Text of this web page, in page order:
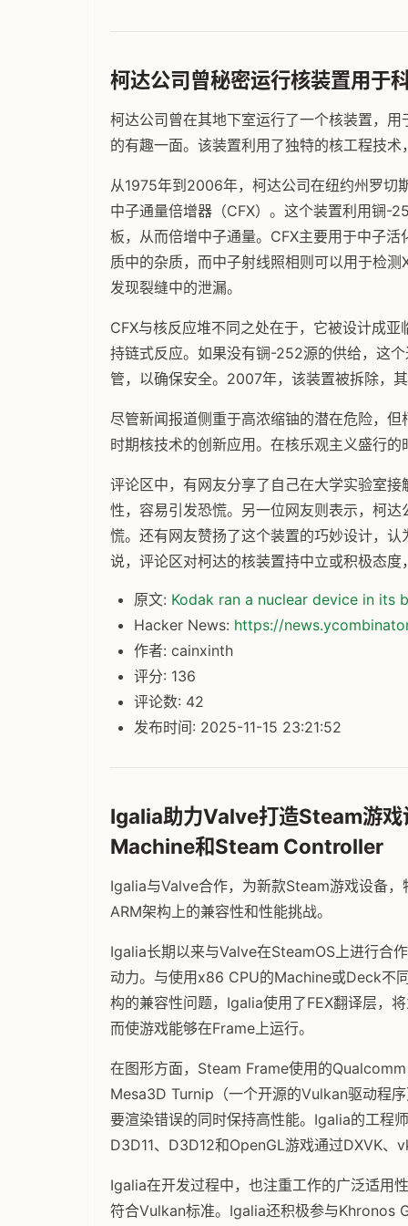
柯达公司曾秘密运行核装置用于
柯达公司曾在其地下室运行了一个核装置，
的有趣一面。该装置利用了独特的核工程技
从1975年到2006年，柯达公司在纽约州罗切
中子通量倍增器（CFX）。这个装置利用锎-
板，从而倍增中子通量。CFX主要用于中子
质中的杂质，而中子射线照相则可以用于检
发现裂缝中的泄漏。
CFX与核反应堆不同之处在于，它被设计成
持链式反应。如果没有锎-252源的供给，这
管，以确保安全。2007年，该装置被拆除，
尽管新闻报道侧重于高浓缩铀的潜在危险，
时期核技术的创新应用。在核乐观主义盛行
评论区中，有网友分享了自己在大学实验室
性，容易引发恐慌。另一位网友则表示，柯
慌。还有网友赞扬了这个装置的巧妙设计，
说，评论区对柯达的核装置持中立或积极态
原文: Kodak ran a nuclear device in its
Hacker News: https://
作者: cainxinth
评分: 136
评论数: 42
发布时间: 2025-11-15 23:21:52
Igalia助力Valve打造Steam游
Machine和Steam Controller
Igalia与Valve合作，为新款Steam游戏设备
ARM架构上的兼容性和性能挑战。
Igalia长期以来与Valve在SteamOS上进行合
动力。与使用x86 CPU的Machine或Deck不
构的兼容性问题，Igalia使用了FEX翻译层，
而使游戏能够在Frame上运行。
在图形方面，Steam Frame使用的
Mesa3D Turnip（一个开源的Vulkan驱动程
要渲染错误的同时保持高性能。Igalia的工程
D3D11、D3D12和OpenGL游戏通过DXVK
Igalia在开发过程中，也注重工作的广泛适用
符合Vulkan标准。Igalia还积极参与Khronos